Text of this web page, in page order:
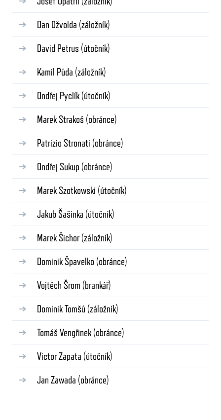
Dan Ožvolda (záložník)
David Petrus (útočník)
Kamil Půda (záložník)
Ondřej Pyclík (útočník)
Marek Strakoš (obránce)
Patrizio Stronati (obránce)
Ondřej Sukup (obránce)
Marek Szotkowski (útočník)
Jakub Šašinka (útočník)
Marek Šichor (záložník)
Dominik Špavelko (obránce)
Vojtěch Šrom (brankář)
Dominik Tomšů (záložník)
Tomáš Vengřinek (obránce)
Victor Zapata (útočník)
Jan Zawada (obránce)